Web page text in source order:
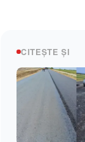
CITEȘTE ȘI